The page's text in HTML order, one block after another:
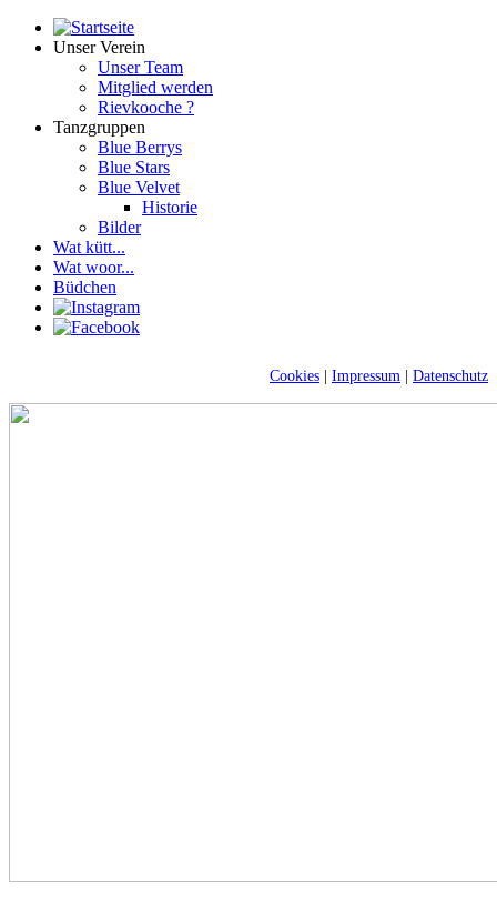
Unser Verein
Unser Team
Mitglied werden
Rievkooche ?
Tanzgruppen
Blue Berrys
Blue Stars
Blue Velvet
Historie
Bilder
Wat kütt...
Wat woor...
Büdchen
Cookies Impressum Datenschutz